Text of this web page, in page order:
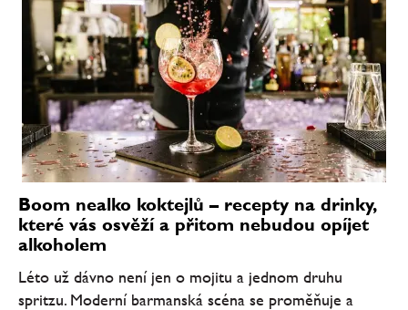
Boom nealko koktejlů – recepty na drinky,
které vás osvěží a přitom nebudou opíjet
alkoholem
Léto už dávno není jen o mojitu a jednom druhu
spritzu. Moderní barmanská scéna se proměňuje a